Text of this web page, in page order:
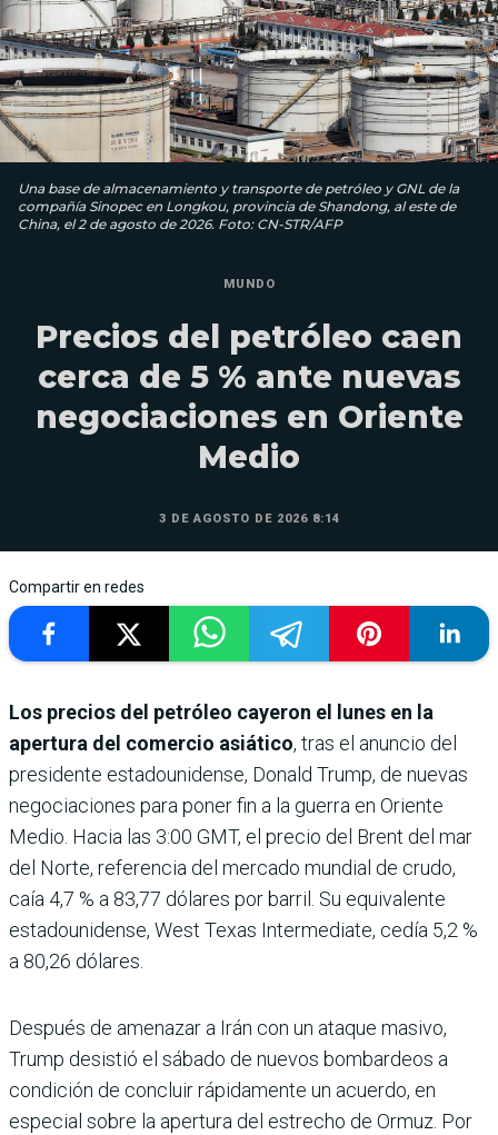
Una base de almacenamiento y transporte de petróleo y GNL de la
compañía Sinopec en Longkou, provincia de Shandong, al este de
China, el 2 de agosto de 2026. Foto: CN-STR/AFP
MUNDO
Precios del petróleo caen
cerca de 5 % ante nuevas
negociaciones en Oriente
Medio
3 DE AGOSTO DE 2026 8:14
Compartir en redes
Los precios del petróleo cayeron el lunes en la
apertura del comercio asiático, tras el anuncio del
presidente estadounidense, Donald Trump, de nuevas
negociaciones para poner fin a la guerra en Oriente
Medio. Hacia las 3:00 GMT, el precio del Brent del mar
del Norte, referencia del mercado mundial de crudo,
caía 4,7 % a 83,77 dólares por barril. Su equivalente
estadounidense, West Texas Intermediate, cedía 5,2 %
a 80,26 dólares.
Después de amenazar a Irán con un ataque masivo,
Trump desistió el sábado de nuevos bombardeos a
condición de concluir rápidamente un acuerdo, en
especial sobre la apertura del estrecho de Ormuz. Por